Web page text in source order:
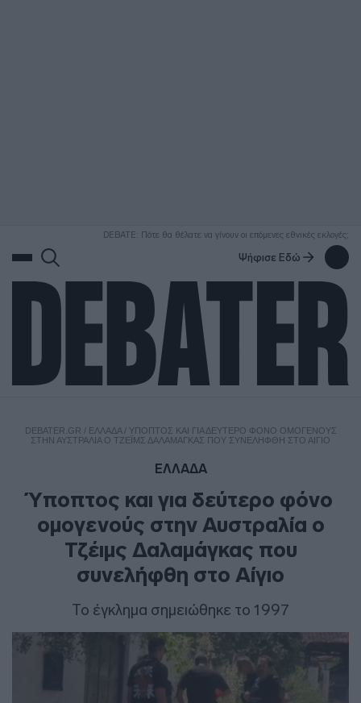
DEBATE: Πότε θα θέλατε να γίνουν οι επόμενες εθνικές εκλογές;
Ψήφισε Εδώ
DEBATER.GR / ΕΛΛΑΔΑ/ ΎΠΟΠΤΟΣ ΚΑΙ ΓΙΑ ΔΕΎΤΕΡΟ ΦΌΝΟ ΟΜΟΓΕΝΟΎΣ
ΣΤΗΝ ΑΥΣΤΡΑΛΊΑ Ο ΤΖΈΙΜΣ ΔΑΛΑΜΆΓΚΑΣ ΠΟΥ ΣΥΝΕΛΉΦΘΗ ΣΤΟ ΑΊΓΙΟ
ΕΛΛΑΔΑ
Ύποπτος και για δεύτερο φόνο
ομογενούς στην Αυστραλία ο
Τζέιμς Δαλαμάγκας που
συνελήφθη στο Αίγιο
Το έγκλημα σημειώθηκε το 1997